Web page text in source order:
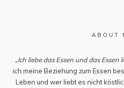
ABOUT
„Ich liebe das Essen und das Essen
ich meine Beziehung zum Essen
Leben und wer liebt es nicht